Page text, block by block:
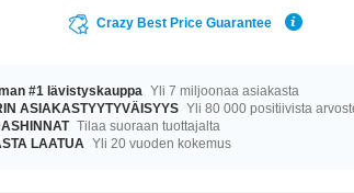
Crazy Best Price Guarantee
#1 lävistyskauppa Yli 7 miljoonaa asiakasta
ASIAKASTYYTYVÄISYYS Yli 80 000 positiivista
Tilaa suoraan tuottajalta
LAATUA Yli 20 vuoden kokemus